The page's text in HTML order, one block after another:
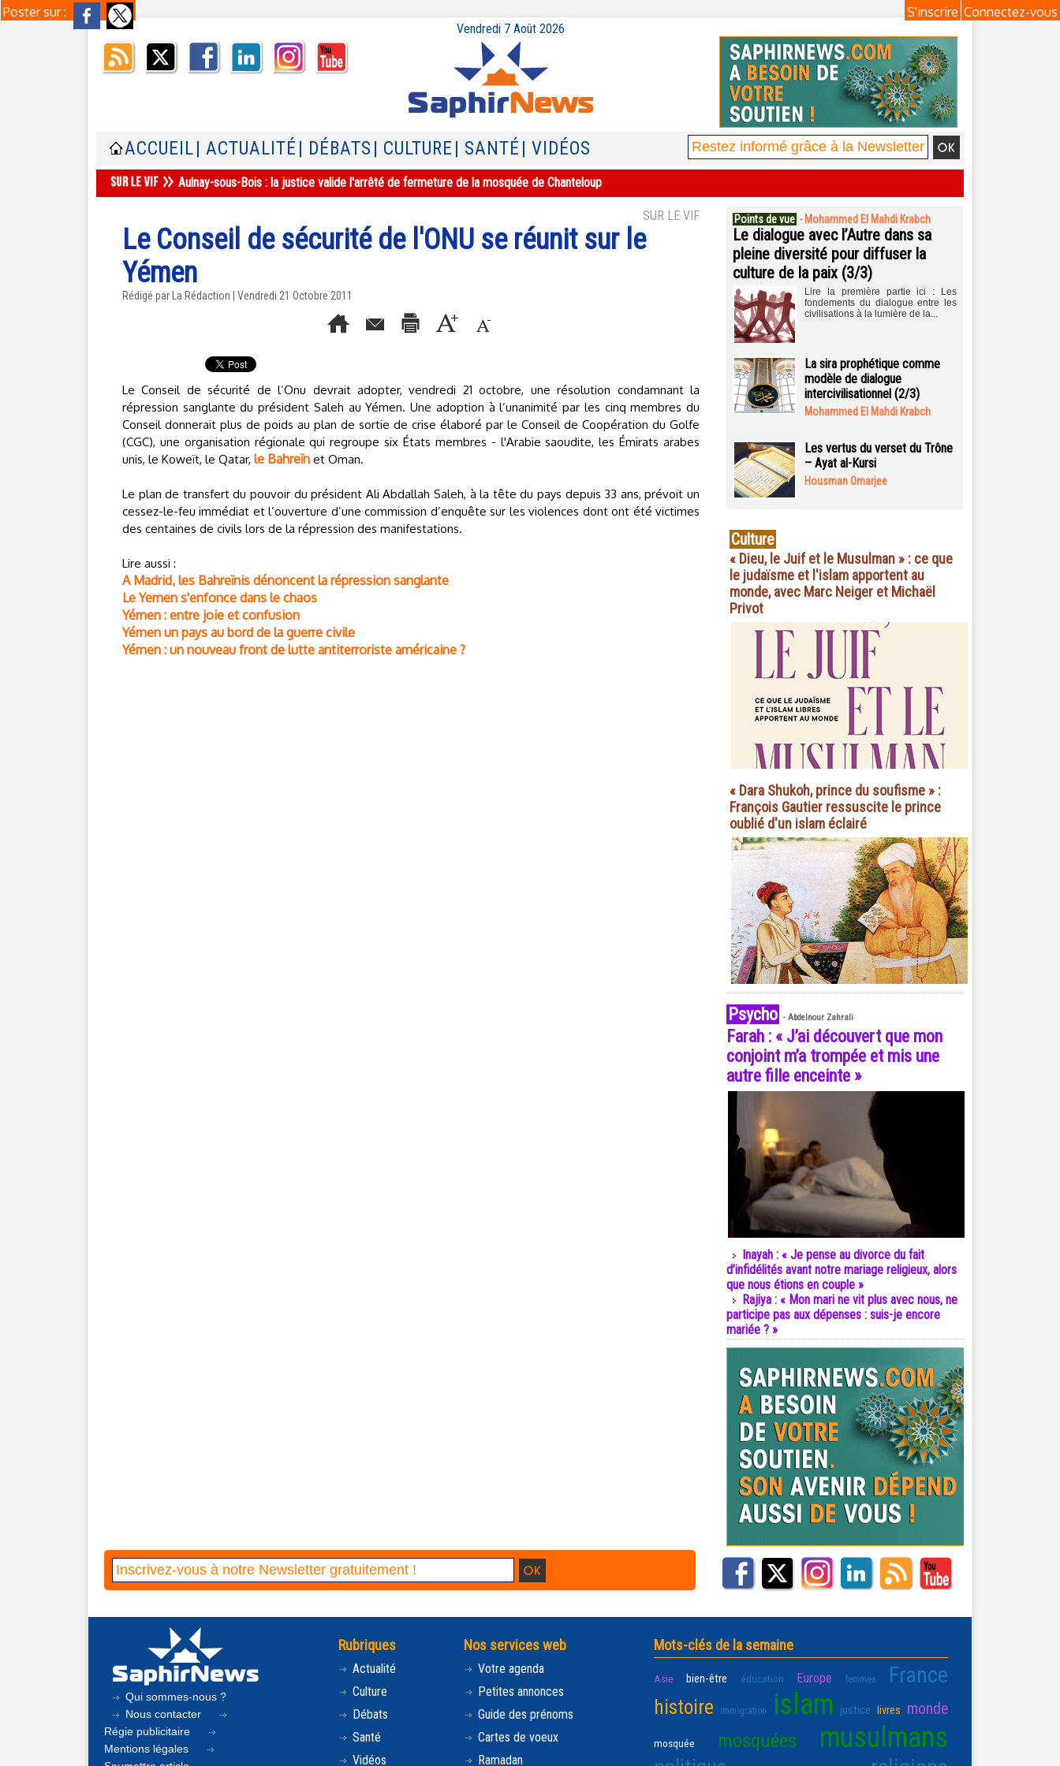
Poster sur : Connectez-vous
S'inscrire
Vendredi 7 Août 2026
ACCUEIL | ACTUALITÉ | DÉBATS | CULTURE | SANTÉ | VIDÉOS
Aulnay-sous-Bois : la justice valide l'arrêté de fermeture de la mosquée de Chanteloup
SUR LE VIF
Le Conseil de sécurité de l'ONU se réunit sur le
Yémen
Rédigé par La Rédaction | Vendredi 21 Octobre 2011
Le Conseil de sécurité de l’Onu devrait adopter, vendredi 21 octobre, une résolution condamnant la
répression sanglante du président Saleh au Yémen. Une adoption à l’unanimité par les cinq membres du
Conseil donnerait plus de poids au plan de sortie de crise élaboré par le Conseil de Coopération du Golfe
(CGC), une organisation régionale qui regroupe six États membres - l'Arabie saoudite, les Émirats arabes
unis, le Koweït, le Qatar, le Bahreïn et Oman.
Le plan de transfert du pouvoir du président Ali Abdallah Saleh, à la tête du pays depuis 33 ans, prévoit un
cessez-le-feu immédiat et l’ouverture d’une commission d’enquête sur les violences dont ont été victimes
des centaines de civils lors de la répression des manifestations.
Lire aussi :
A Madrid, les Bahreïnis dénoncent la répression sanglante
Le Yemen s'enfonce dans le chaos
Yémen : entre joie et confusion
Yémen un pays au bord de la guerre civile
Yémen : un nouveau front de lutte antiterroriste américaine ?
Points de vue - Mohammed El Mahdi Krabch
Le dialogue avec l’Autre dans sa
pleine diversité pour diffuser la
culture de la paix (3/3)
Lire la première partie ici : Les
fondements du dialogue entre les
civilisations à la lumière de la...
La sira prophétique comme
modèle de dialogue
intercivilisationnel (2/3)
Mohammed El Mahdi Krabch
Les vertus du verset du Trône
– Ayat al-Kursi
Housman Omarjee
Culture
« Dieu, le Juif et le Musulman » : ce que
le judaïsme et l'islam apportent au
monde, avec Marc Neiger et Michaël
Privot
« Dara Shukoh, prince du soufisme » :
François Gautier ressuscite le prince
oublié d'un islam éclairé
Psycho - Abdelnour Zahrali
Farah : « J’ai découvert que mon
conjoint m’a trompée et mis une
autre fille enceinte »
Inayah : « Je pense au divorce du fait
d’infidélités avant notre mariage religieux, alors
que nous étions en couple »
Rajiya : « Mon mari ne vit plus avec nous, ne
participe pas aux dépenses : suis-je encore
mariée ? »
Qui sommes-nous ?
Nous contacter
Régie publicitaire
Mentions légales
Rubriques
Actualité
Culture
Débats
Santé
Vidéos
Nos services web
Votre agenda
Petites annonces
Guide des prénoms
Cartes de voeux
Ramadan
Mots-clés de la semaine
Asie bien-être éducation Europe femmes France
histoire immigration islam justice livres monde
mosquée mosquées musulmans